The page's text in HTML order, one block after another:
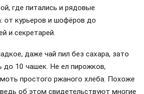
где питались и рядовые
от курьеров и шофёров до
и секретарей.
даже чай пил без сахара, зато
до 10 чашек. Не ел пирожков,
простого ржаного хлеба. Похоже
об этом свидетельствуют многие